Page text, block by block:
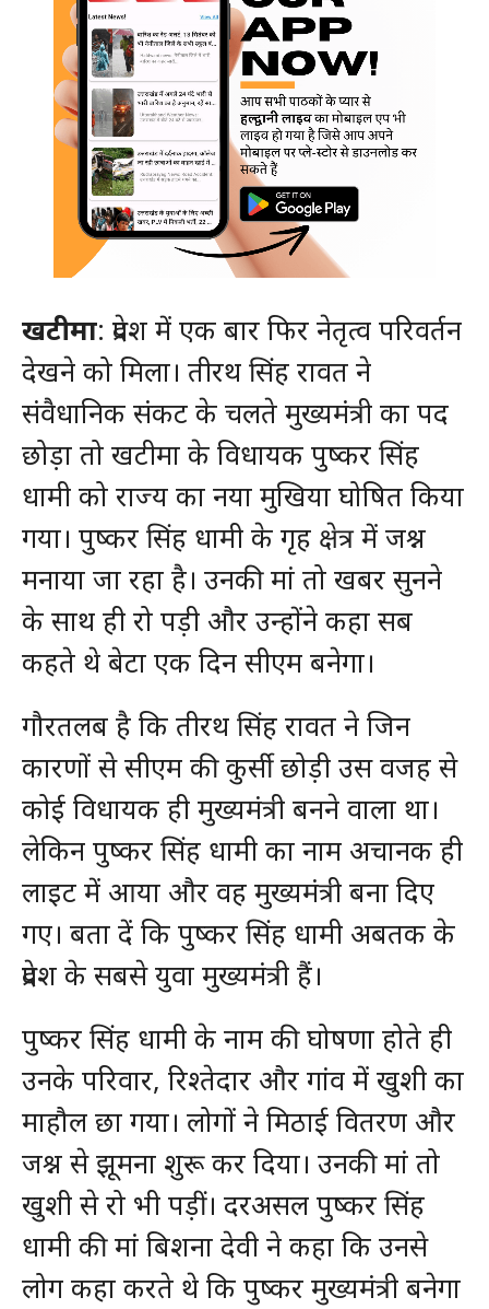
खटीमा: प्रदेश में एक बार फिर नेतृत्व परिवर्तन
देखने को मिला। तीरथ सिंह रावत ने
संवैधानिक संकट के चलते मुख्यमंत्री का पद
छोड़ा तो खटीमा के विधायक पुष्कर सिंह
धामी को राज्य का नया मुखिया घोषित किया
गया। पुष्कर सिंह धामी के गृह क्षेत्र में जश्न
मनाया जा रहा है। उनकी मां तो खबर सुनने
के साथ ही रो पड़ी और उन्होंने कहा सब
कहते थे बेटा एक दिन सीएम बनेगा।
गौरतलब है कि तीरथ सिंह रावत ने जिन
कारणों से सीएम की कुर्सी छोड़ी उस वजह से
कोई विधायक ही मुख्यमंत्री बनने वाला था।
लेकिन पुष्कर सिंह धामी का नाम अचानक ही
लाइट में आया और वह मुख्यमंत्री बना दिए
गए। बता दें कि पुष्कर सिंह धामी अबतक के
प्रदेश के सबसे युवा मुख्यमंत्री हैं।
पुष्कर सिंह धामी के नाम की घोषणा होते ही
उनके परिवार, रिश्तेदार और गांव में खुशी का
माहौल छा गया। लोगों ने मिठाई वितरण और
जश्न से झूमना शुरू कर दिया। उनकी मां तो
खुशी से रो भी पड़ीं। दरअसल पुष्कर सिंह
धामी की मां बिशना देवी ने कहा कि उनसे
लोग कहा करते थे कि पुष्कर मुख्यमंत्री बनेगा